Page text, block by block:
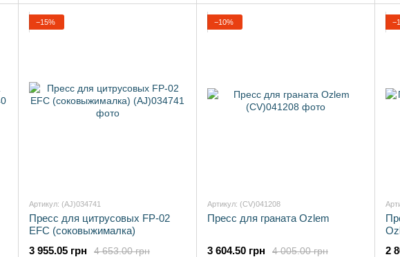
−15%
Артикул: (AJ)034741
Пресс для цитрусовых FP-02
EFC (соковыжималка)
4 653.00 грн
3 955.05 грн
−10%
Артикул: (CV)041208
Пресс для граната Ozlem
4 005.00 грн
3 604.50 грн 2